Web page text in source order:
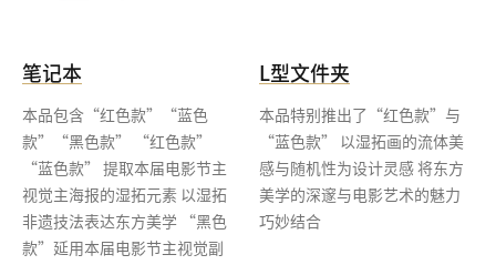
笔记本
本品包含“红色款”“蓝色
款”“黑色款” “红色款”
“蓝色款” 提取本届电影节主
视觉主海报的湿拓元素 以湿拓
非遗技法表达东方美学 “黑色
款”延用本届电影节主视觉副
L型文件夹
本品特别推出了“红色款”与
“蓝色款” 以湿拓画的流体美
感与随机性为设计灵感 将东方
美学的深邃与电影艺术的魅力
巧妙结合